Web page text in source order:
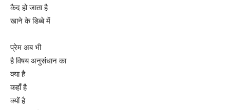
कैद हो जाता है
खाने के डिब्बे में
प्रेम अब भी
है विषय अनुसंधान का
क्या है
कहाँ है
क्यों है